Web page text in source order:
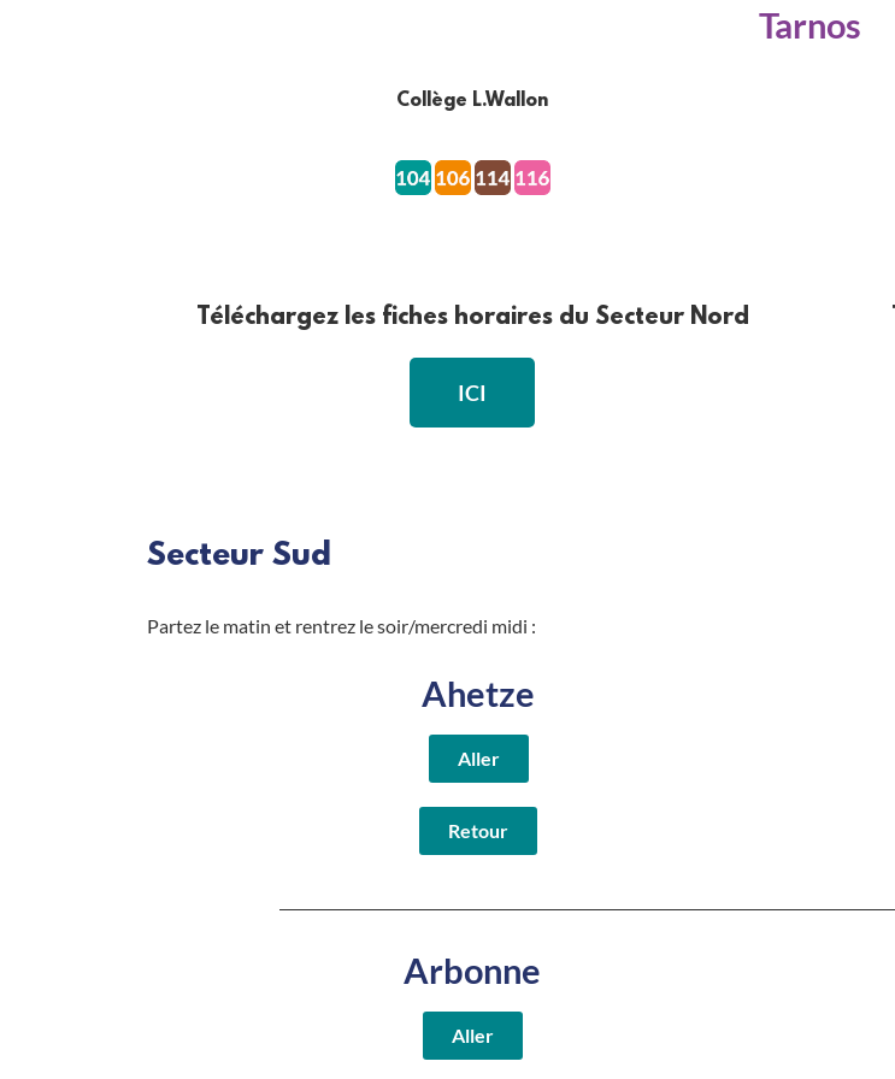
Tarnos
Collège L.Wallon
Téléchargez les fiches horaires du Secteur Nord
ICI
Secteur Sud
Partez le matin et rentrez le soir/mercredi midi :
Ahetze
Aller
Retour
Arbonne
Aller